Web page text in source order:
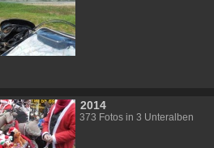
2014
373 Fotos in 3 Unteralben